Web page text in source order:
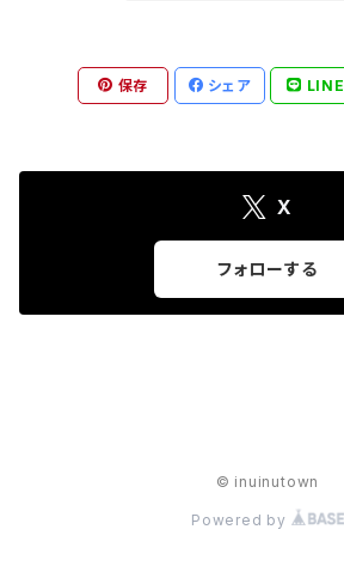
保存 シェア LINE
X
フォローする
© inuinutown
Powered by